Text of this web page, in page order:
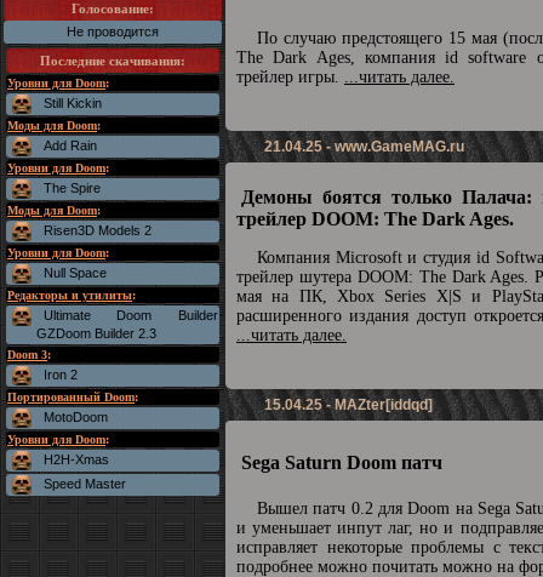
Голосование:
Не проводится
Последние скачивания:
Уровни для Doom:
Still Kickin
Моды для Doom:
Add Rain
Уровни для Doom:
The Spire
Моды для Doom:
Risen3D Models 2
Уровни для Doom:
Null Space
Редакторы и утилиты:
Ultimate Doom Builder
GZDoom Builder 2.3
Doom 3:
Iron 2
Портированный Doom:
MotoDoom
Уровни для Doom:
H2H-Xmas
Speed Master
По случаю предстоящего 15 мая
The Dark Ages, компания id software
трейлер игры. ...читать далее.
21.04.25 -www.GameMAG.ru
Демоны боятся только Палача:
трейлер DOOM: The Dark Ages.
Компания Microsoft и студия id
трейлер шутера DOOM: The Dark Ages.
мая на ПК, Xbox Series X|S и
расширенного издания доступ
...читать далее.
15.04.25 - MAZter[iddqd]
Sega Saturn Doom патч
Вышел патч 0.2 для Doom на Sega
и уменьшает инпут лаг, но и
исправляет некоторые проблемы с
подробнее можно почитать можно на